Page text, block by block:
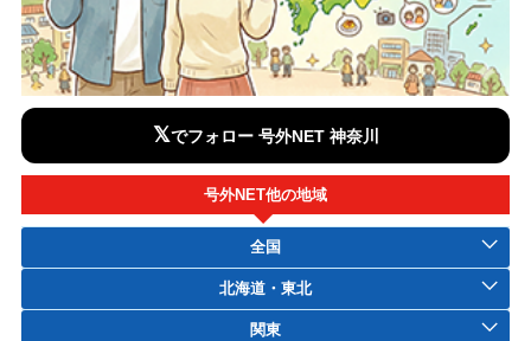
𝕏でフォロー 号外NET 神奈川
号外NET他の地域
全国
北海道・東北
関東